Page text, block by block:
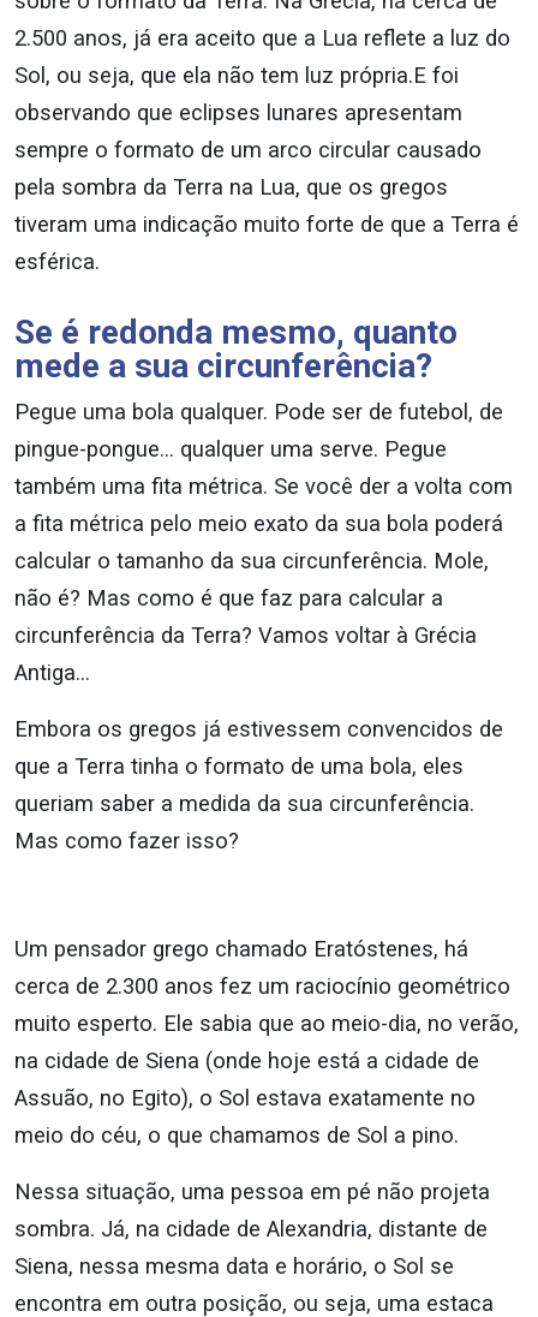
2.500 anos, já era aceito que a Lua reflete a luz do
Sol, ou seja, que ela não tem luz própria.E foi
observando que eclipses lunares apresentam
sempre o formato de um arco circular causado
pela sombra da Terra na Lua, que os gregos
tiveram uma indicação muito forte de que a Terra é
esférica.
Se é redonda mesmo, quanto
mede a sua circunferência?
Pegue uma bola qualquer. Pode ser de futebol, de
pingue-pongue… qualquer uma serve. Pegue
também uma fita métrica. Se você der a volta com
a fita métrica pelo meio exato da sua bola poderá
calcular o tamanho da sua circunferência. Mole,
não é? Mas como é que faz para calcular a
circunferência da Terra? Vamos voltar à Grécia
Antiga…
Embora os gregos já estivessem convencidos de
que a Terra tinha o formato de uma bola, eles
queriam saber a medida da sua circunferência.
Mas como fazer isso?
Um pensador grego chamado Eratóstenes, há
cerca de 2.300 anos fez um raciocínio geométrico
muito esperto. Ele sabia que ao meio-dia, no verão,
na cidade de Siena (onde hoje está a cidade de
Assuão, no Egito), o Sol estava exatamente no
meio do céu, o que chamamos de Sol a pino.
Nessa situação, uma pessoa em pé não projeta
sombra. Já, na cidade de Alexandria, distante de
Siena, nessa mesma data e horário, o Sol se
encontra em outra posição, ou seja, uma estaca